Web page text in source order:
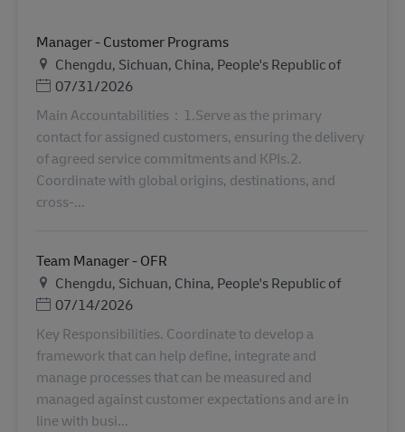
Manager - Customer Programs
Ubicación
Chengdu, Sichuan, China, People's Republic of
Posted Date
07/31/2026
Main Accountabilities：1.Serve as the primary
contact for assigned customers, ensuring the delivery
of agreed service commitments and KPIs.2.
Coordinate with global origins, destinations, and
cross-...
Team Manager - OFR
Ubicación
Chengdu, Sichuan, China, People's Republic of
Posted Date
07/14/2026
Key Responsibilities. Coordinate to develop a
framework that can help define, integrate and
manage processes that can be measured and
managed against customer expectations and are in
line with busi...